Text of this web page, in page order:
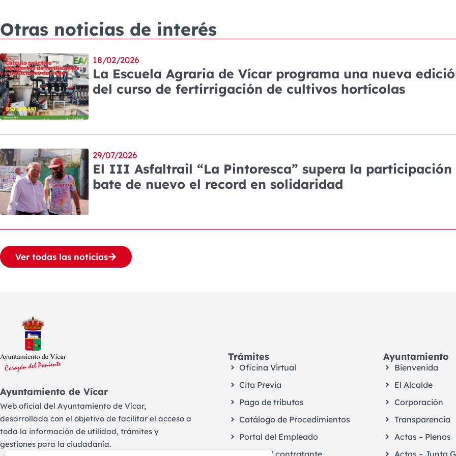
Otras noticias de interés
18/02/2026
La Escuela Agraria de Vícar programa una nueva
del curso de fertirrigación de cultivos hortícolas
29/07/2026
El III Asfaltrail “La Pintoresca” supera la participación
bate de nuevo el record en solidaridad
Ver todas las noticias
Ayuntamiento de Vícar
Web oficial del Ayuntamiento de Vícar,
desarrollada con el objetivo de facilitar el acceso a
toda la información de utilidad, trámites y
gestiones para la ciudadanía.
Trámites
Oficina Virtual
Cita Previa
Pago de tributos
Catálogo de Procedimientos
Portal del Empleado
Perfil del contratante
Ayuntamiento
Bienvenida
El Alcalde
Corporación
Transparencia
Actas – Plenos
Actas – Junta